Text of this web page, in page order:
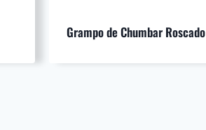
Grampo de Chumbar Roscado